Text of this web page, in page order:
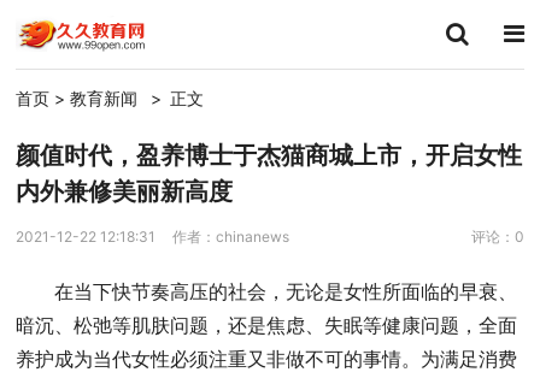
首页 >教育新闻 > 正文
颜值时代，盈养博士于杰猫商城上市，开启女性
内外兼修美丽新高度
2021-12-22 12:18:31 作者：chinanews 评论：0
在当下快节奏高压的社会，无论是女性所面临的早衰、
暗沉、松弛等肌肤问题，还是焦虑、失眠等健康问题，全面
养护成为当代女性必须注重又非做不可的事情。为满足消费